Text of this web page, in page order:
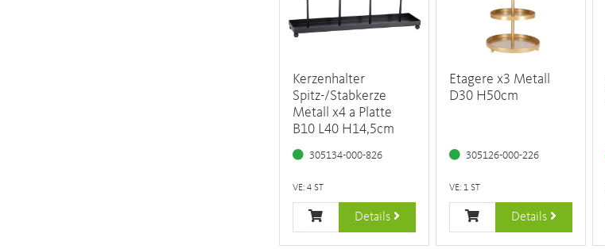
Kerzenhalter
Spitz-/Stabkerze
Metall x4 a Platte
B10 L40 H14,5cm
305134-000-826
VE: 4 ST
Details
Etagere x3 Metall
D30 H50cm
305126-000-226
VE: 1 ST
Details